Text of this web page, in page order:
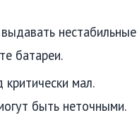
нестабильные
батареи.
мал.
быть неточными.